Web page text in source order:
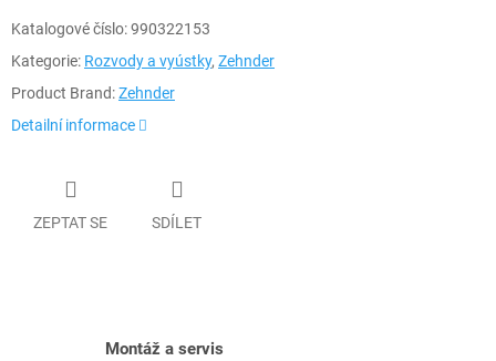
Katalogové číslo:990322153
Kategorie: Rozvody a vyústky, Zehnder
Product Brand:Zehnder
Detailní informace
ZEPTAT SE SDÍLET
Montáž a servis